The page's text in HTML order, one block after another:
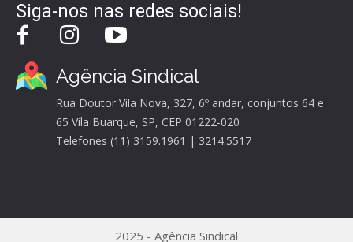
Siga-nos nas redes sociais!
Agência Sindical
Rua Doutor Vila Nova, 327, 6º andar, conjuntos 64 e
65 Vila Buarque, SP, CEP 01222-020
Telefones (11) 3159.1961 | 3214.5517
2025 - Agência Sindical